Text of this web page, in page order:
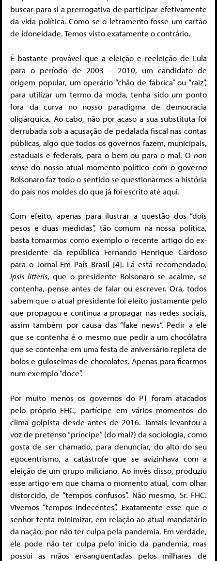
buscar para si a prerrogativa de participar efetivamente
da vida política. Como se o letramento fosse um cartão
de idoneidade. Temos visto exatamente o contrário.
É bastante provável que a eleição e reeleição de Lula
para o período de 2003 – 2010, um candidato de
origem popular, um operário “chão de fábrica” ou “raiz”,
para utilizar um termo da moda, tenha sido um ponto
fora da curva no nosso paradigma de democracia
oligárquica. Ao cabo, não por acaso a sua substituta foi
derrubada sob a acusação de pedalada fiscal nas contas
públicas, algo que todos os governos fazem, municipais,
estaduais e federais, para o bem ou para o mal. O non
sense do nosso atual momento político com o governo
Bolsonaro faz todo o sentido se questionarmos a história
do país nos moldes do que já foi escrito até aqui.
Com efeito, apenas para ilustrar a questão dos “dois
pesos e duas medidas”, tão comum na nossa política,
basta tomarmos como exemplo o recente artigo do ex-
presidente da república Fernando Henrique Cardoso
para o Jornal Em País Brasil [4]. Lá está recomendado,
ipsis litteris, que o presidente Bolsonaro se acalme, se
contenha, pense antes de falar ou escrever. Ora, todos
sabem que o atual presidente foi eleito justamente pelo
que propagou e continua a propagar nas redes sociais,
assim também por causa das “fake news”. Pedir a ele
que se contenha é o mesmo que pedir a um chocólatra
que se contenha em uma festa de aniversário repleta de
bolos e guloseimas de chocolates. Apenas para ficarmos
num exemplo “doce”.
Por muito menos os governos do PT foram atacados
pelo próprio FHC, partícipe em vários momentos do
clima golpista desde antes de 2016. Jamais levantou a
voz de pretenso “príncipe” (do mal?) da sociologia, como
gosta de ser chamado, para denunciar, do alto do seu
egocentrismo, a catástrofe que se avizinhava com a
eleição de um grupo miliciano. Ao invés disso, produziu
esse artigo em que chama o momento atual, com olhar
distorcido, de “tempos confusos”. Não mesmo, Sr. FHC.
Vivemos “tempos indecentes”. Exatamente esse que o
senhor tenta minimizar, em relação ao atual mandatário
da nação, por não ter culpa pela pandemia. Em verdade,
ele pode não ter culpa pelo início da pandemia, mas
possui as mãos ensanguentadas pelos milhares de